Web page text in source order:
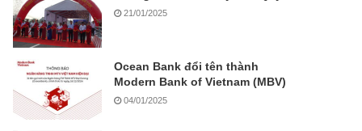
21/01/2025
Ocean Bank đổi tên thành
Modern Bank of Vietnam (MBV)
04/01/2025